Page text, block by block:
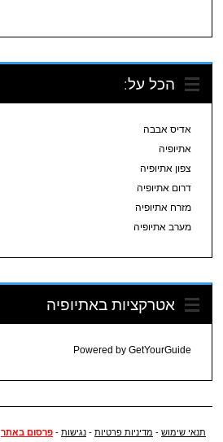
הכל על:
אדיס אבבה
אתיופיה
צפון אתיופיה
דרום אתיופיה
מזרח אתיופיה
מערב אתיופיה
אטרקציות באתיופיה
Powered by GetYourGuide
תנאי שימוש - מדיניות פרטיות - נגישות - פרסום באתר